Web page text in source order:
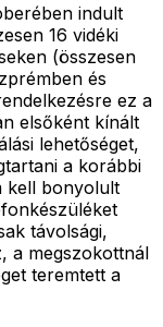
indult
16 vidéki
(összesen
és
ez a
elsőként kínált
lehetőséget,
a korábbi
kell bonyolult
távolsági,
a megszokottnál
teremtett a